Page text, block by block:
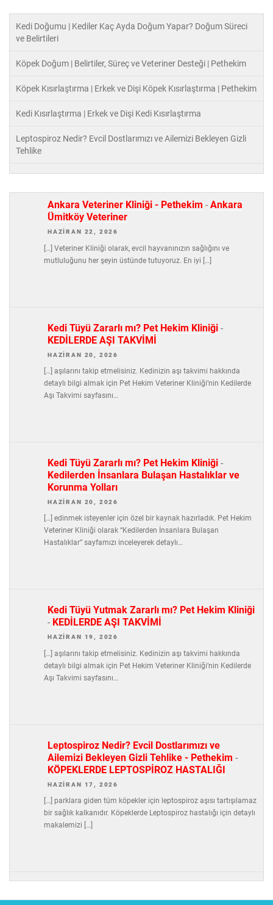
Kedi Doğumu | Kediler Kaç Ayda Doğum Yapar? Doğum Süreci
ve Belirtileri
Köpek Doğum | Belirtiler, Süreç ve Veteriner Desteği | Pethekim
Köpek Kısırlaştırma | Erkek ve Dişi Köpek Kısırlaştırma | Pethekim
Kedi Kısırlaştırma | Erkek ve Dişi Kedi Kısırlaştırma
Leptospiroz Nedir? Evcil Dostlarımızı ve Ailemizi Bekleyen Gizli
Tehlike
Ankara Veteriner Kliniği - Pethekim - Ankara
Ümitköy Veteriner
HAZIRAN 22, 2026
[…] Veteriner Kliniği olarak, evcil hayvanınızın sağlığını ve
mutluluğunu her şeyin üstünde tutuyoruz. En iyi […]
Kedi Tüyü Zararlı mı? Pet Hekim Kliniği -
KEDİLERDE AŞI TAKVİMİ
HAZIRAN 20, 2026
[…] aşılarını takip etmelisiniz. Kedinizin aşı takvimi hakkında
detaylı bilgi almak için Pet Hekim Veteriner Kliniği’nin Kedilerde
Aşı Takvimi sayfasını…
Kedi Tüyü Zararlı mı? Pet Hekim Kliniği -
Kedilerden İnsanlara Bulaşan Hastalıklar ve
Korunma Yolları
HAZIRAN 20, 2026
[…] edinmek isteyenler için özel bir kaynak hazırladık. Pet Hekim
Veteriner Kliniği olarak “Kedilerden İnsanlara Bulaşan
Hastalıklar” sayfamızı inceleyerek detaylı…
Kedi Tüyü Yutmak Zararlı mı? Pet Hekim Kliniği
- KEDİLERDE AŞI TAKVİMİ
HAZIRAN 19, 2026
[…] aşılarını takip etmelisiniz. Kedinizin aşı takvimi hakkında
detaylı bilgi almak için Pet Hekim Veteriner Kliniği’nin Kedilerde
Aşı Takvimi sayfasını…
Leptospiroz Nedir? Evcil Dostlarımızı ve
Ailemizi Bekleyen Gizli Tehlike - Pethekim -
KÖPEKLERDE LEPTOSPİROZ HASTALIĞI
HAZIRAN 17, 2026
[…] parklara giden tüm köpekler için leptospiroz aşısı tartışılamaz
bir sağlık kalkanıdır. Köpeklerde Leptospiroz hastalığı için detaylı
makalemizi […]